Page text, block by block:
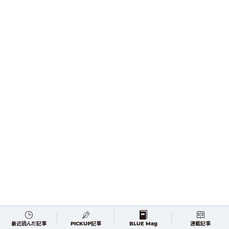
最近読んだ記事 PICKUP記事 BLUE Mag 連載記事